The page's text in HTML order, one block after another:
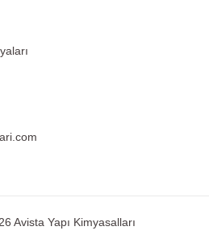
Avista Yapı Kimyasalları